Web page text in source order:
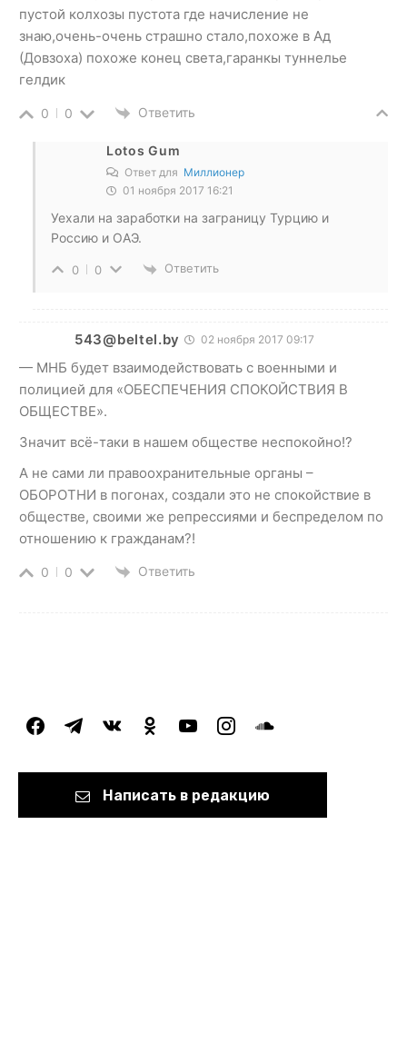
пустой колхозы пустота где начисление не
знаю,очень-очень страшно стало,похоже в Ад
(Довзоха) похоже конец света,гаранкы туннелье
гелдик
0 0 Ответить
Lotos Gum
Ответ для Миллионер
01 ноября 2017 16:21
Уехали на заработки на заграницу Турцию и
Россию и ОАЭ.
0 0 Ответить
543@beltel.by 02 ноября 2017 09:17
— МНБ будет взаимодействовать с военными и
полицией для «ОБЕСПЕЧЕНИЯ СПОКОЙСТВИЯ В
ОБЩЕСТВЕ».
Значит всё-таки в нашем обществе неспокойно!?
А не сами ли правоохранительные органы –
ОБОРОТНИ в погонах, создали это не спокойствие в
обществе, своими же репрессиями и беспределом по
отношению к гражданам?!
0 0 Ответить
facebooktelegramvkontakteodnoklassniki
youtubeinstagramsoundcloud
Написать в редакцию